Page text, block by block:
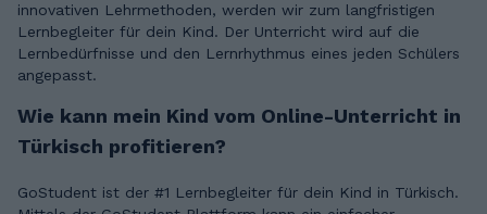
innovativen Lehrmethoden, werden wir zum langfristigen
Lernbegleiter für dein Kind. Der Unterricht wird auf die
Lernbedürfnisse und den Lernrhythmus eines jeden Schülers
angepasst.
Wie kann mein Kind vom Online-Unterricht in
Türkisch profitieren?
GoStudent ist der #1 Lernbegleiter für dein Kind in Türkisch.